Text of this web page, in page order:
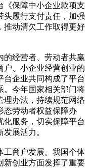
《保障中小企业款项支
头履行支付责任，加强
推动清欠工作取得更好
的经营者、劳动者共赢
户、小企业经营创业的
台企业共同构成了平台
。今年国家相关部门将
理办法，持续规范网络
态劳动者权益保障办
化服务，切实保障平台
展活力。
工商户发展。我国个体
新创业方面发挥了重要